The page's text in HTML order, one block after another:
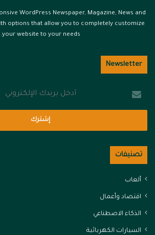
WordPress Newspaper, Magazine, News and
options that allow you to completely customize
your website to your needs.
Newsletter
بريدك
الإلكتروني
تصنيفات
ألعاب
اقتصاد وأعمال
الذكاء الاصطناعي
السيارات الكهربائية